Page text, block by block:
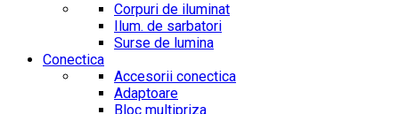
Corpuri de iluminat
Ilum. de sarbatori
Surse de lumina
Conectica
Accesorii conectica
Adaptoare
Bloc multipriza